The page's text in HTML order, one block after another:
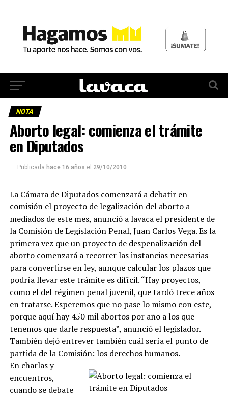
NOTA
Aborto legal: comienza el trámite
en Diputados
Publicada hace 16 años el 29/10/2010
La Cámara de Diputados comenzará a debatir en
comisión el proyecto de legalización del aborto a
mediados de este mes, anunció a lavaca el presidente de
la Comisión de Legislación Penal, Juan Carlos Vega. Es la
primera vez que un proyecto de despenalización del
aborto comenzará a recorrer las instancias necesarias
para convertirse en ley, aunque calcular los plazos que
podría llevar este trámite es difícil. “Hay proyectos,
como el del régimen penal juvenil, que tardó trece años
en tratarse. Esperemos que no pase lo mismo con este,
porque aquí hay 450 mil abortos por año a los que
tenemos que darle respuesta”, anunció el legislador.
También dejó entrever también cuál sería el punto de
partida de la Comisión: los derechos humanos.
En charlas y
encuentros,
cuando se debate